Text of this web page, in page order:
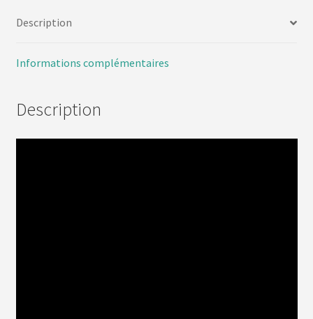
Description
Informations complémentaires
Description